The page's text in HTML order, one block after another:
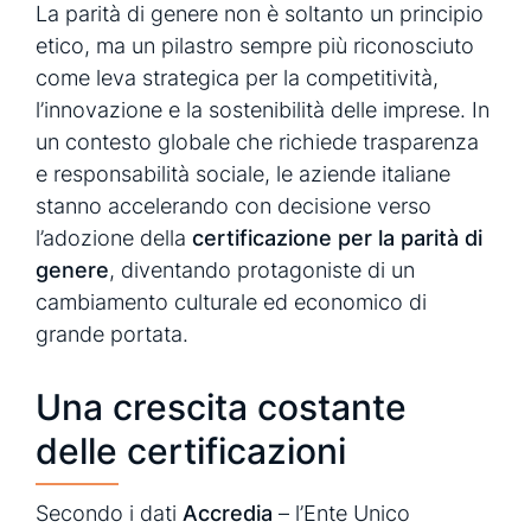
La parità di genere non è soltanto un principio
etico, ma un pilastro sempre più riconosciuto
come leva strategica per la competitività,
l’innovazione e la sostenibilità delle imprese. In
un contesto globale che richiede trasparenza
e responsabilità sociale, le aziende italiane
stanno accelerando con decisione verso
l’adozione della certificazione per la parità di
genere, diventando protagoniste di un
cambiamento culturale ed economico di
grande portata.
Una crescita costante
delle certificazioni
Secondo i dati Accredia – l’Ente Unico